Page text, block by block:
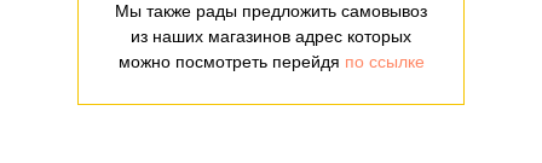
Мы также рады предложить самовывоз
из наших магазинов адрес которых
можно посмотреть перейдя по ссылке